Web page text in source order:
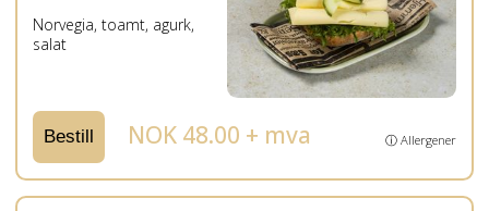
Norvegia, toamt, agurk,
salat
Bestill NOK 48.00 + mva ⓘ Allergener